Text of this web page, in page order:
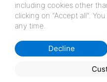
including cookies other
clicking on "Accept all".
any time.
Decline